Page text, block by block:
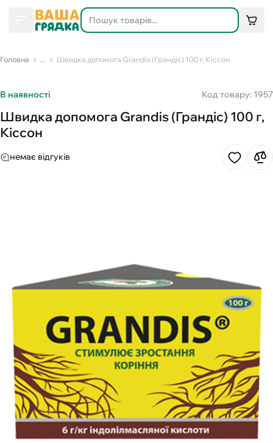
Головна ... Швидка допомога Grandis (Грандіс) 100 г, Кіссон
В наявності Код товару: 1957
Швидка допомога Grandis (Грандіс) 100 г,
Кіссон
немає відгуків